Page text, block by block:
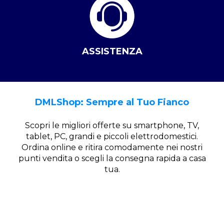
ASSISTENZA
DMLShop: Sempre al Tuo Fianco
Scopri le migliori offerte su smartphone, TV,
tablet, PC, grandi e piccoli elettrodomestici.
Ordina online e ritira comodamente nei nostri
punti vendita o scegli la consegna rapida a casa
tua.